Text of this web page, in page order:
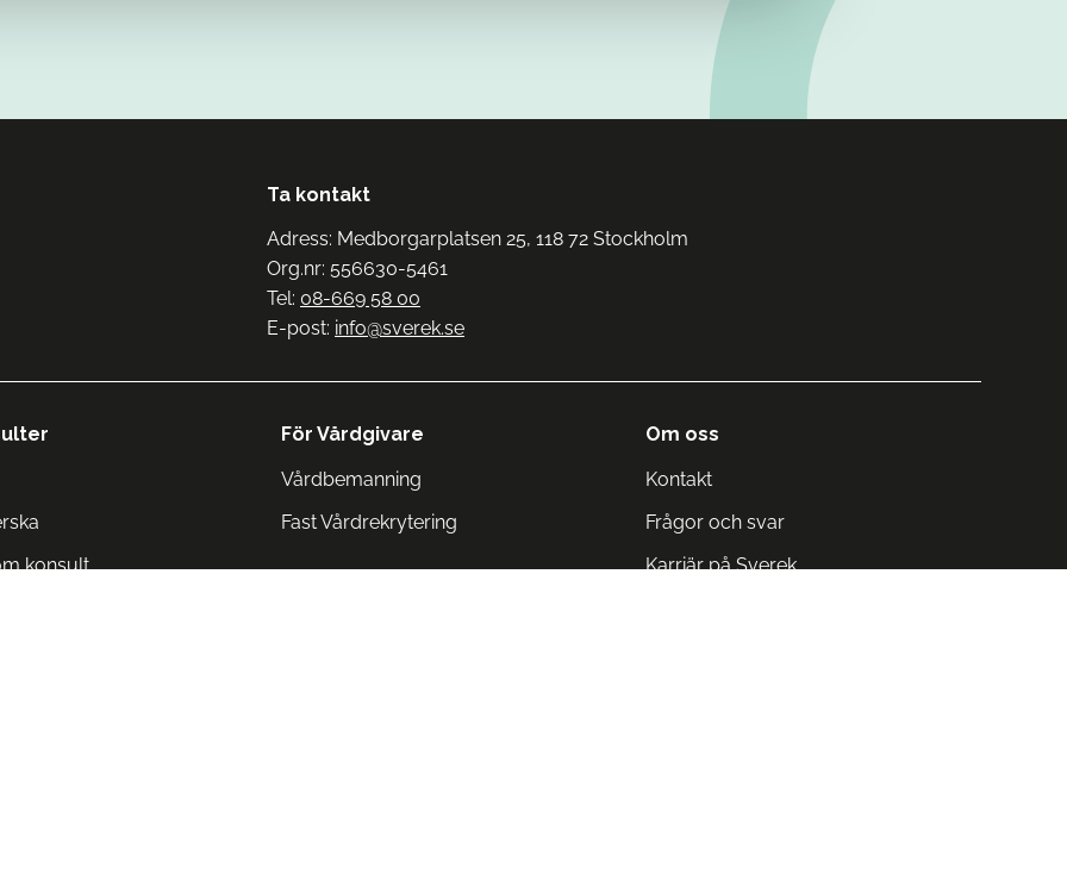
Ta kontakt
Adress: Medborgarplatsen 25, 118 72 Stockholm
Org.nr: 556630-5461
Tel: 08-669 58 00
E-post: info@sverek.se
konsult
För Vårdgivare
Vårdbemanning
Fast Vårdrekrytering
Om oss
Kontakt
Frågor och svar
Karriär på Sverek